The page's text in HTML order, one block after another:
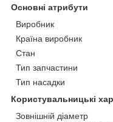
Основні атрибути
Виробник
Країна виробник
Стан
Тип запчастини
Тип насадки
Користувальницькі
Зовнішній діаметр